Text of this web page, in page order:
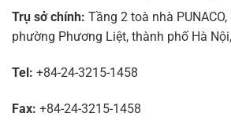
Trụ sở chính: Tầng 2 toà nhà
phường Phương Liệt, thành phố Hà
Tel: +84-24-3215-1458
Fax: +84-24-3215-1458